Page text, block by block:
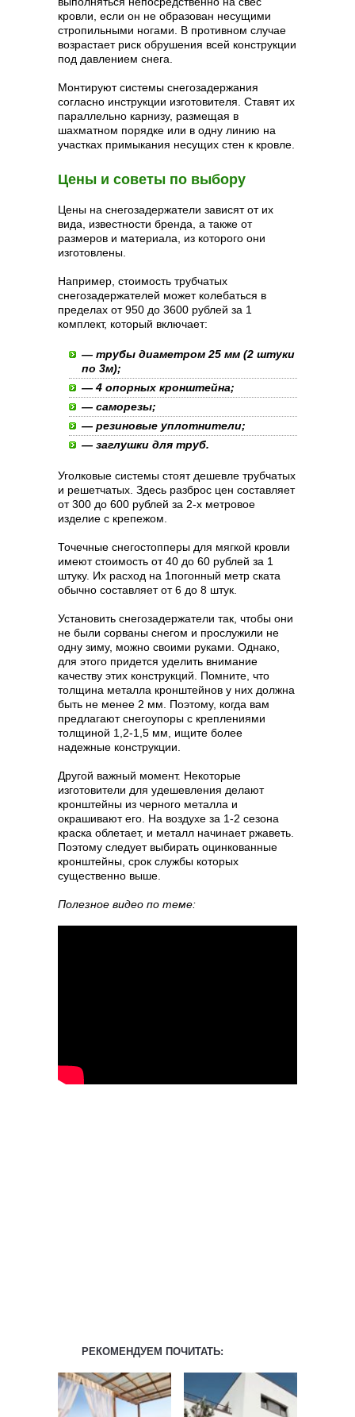
кровли, если он не образован несущими
стропильными ногами. В противном случае
возрастает риск обрушения всей конструкции
под давлением снега.
Монтируют системы снегозадержания
согласно инструкции изготовителя. Ставят их
параллельно карнизу, размещая в
шахматном порядке или в одну линию на
участках примыкания несущих стен к кровле.
Цены и советы по выбору
Цены на снегозадержатели зависят от их
вида, известности бренда, а также от
размеров и материала, из которого они
изготовлены.
Например, стоимость трубчатых
снегозадержателей может колебаться в
пределах от 950 до 3600 рублей за 1
комплект, который включает:
— трубы диаметром 25 мм (2 штуки
по 3м);
— 4 опорных кронштейна;
— саморезы;
— резиновые уплотнители;
— заглушки для труб.
Уголковые системы стоят дешевле трубчатых
и решетчатых. Здесь разброс цен составляет
от 300 до 600 рублей за 2-х метровое
изделие с крепежом.
Точечные снегостопперы для мягкой кровли
имеют стоимость от 40 до 60 рублей за 1
штуку. Их расход на 1погонный метр ската
обычно составляет от 6 до 8 штук.
Установить снегозадержатели так, чтобы они
не были сорваны снегом и прослужили не
одну зиму, можно своими руками. Однако,
для этого придется уделить внимание
качеству этих конструкций. Помните, что
толщина металла кронштейнов у них должна
быть не менее 2 мм. Поэтому, когда вам
предлагают снегоупоры с креплениями
толщиной 1,2-1,5 мм, ищите более
надежные конструкции.
Другой важный момент. Некоторые
изготовители для удешевления делают
кронштейны из черного металла и
окрашивают его. На воздухе за 1-2 сезона
краска облетает, и металл начинает ржаветь.
Поэтому следует выбирать оцинкованные
кронштейны, срок службы которых
существенно выше.
Полезное видео по теме:
РЕКОМЕНДУЕМ ПОЧИТАТЬ: